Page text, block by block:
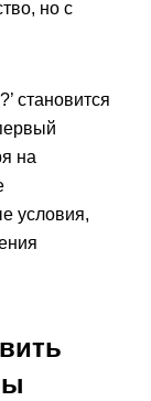
но с
становится
на
условия,